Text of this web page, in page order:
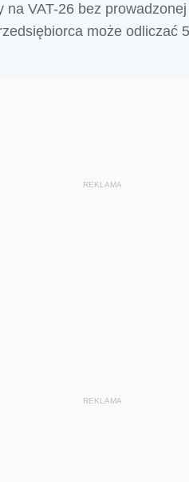
na VAT-26 bez
może odliczać
REKLAMA
REKLAMA